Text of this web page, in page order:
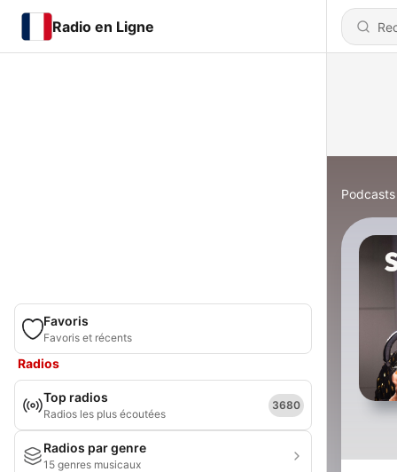
Radio en Ligne
Favoris
Favoris et récents
Radios
Top radios
Radios les plus écoutées
3680
Radios par genre
15 genres musicaux
Podcasts